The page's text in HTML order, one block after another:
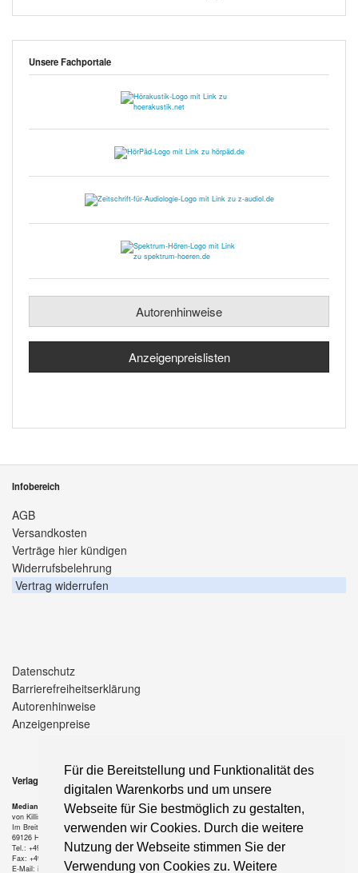
Für die Bereitstellung und Funktionalität des
digitalen Warenkorbs und um unsere
Webseite für Sie bestmöglich zu gestalten,
verwenden wir Cookies. Durch die weitere
Nutzung der Webseite stimmen Sie der
Verwendung von Cookies zu. Weitere
Unsere Fachportale
Autorenhinweise
Anzeigenpreislisten
Infobereich
AGB
Versandkosten
Verträge hier kündigen
Widerrufsbelehrung
Vertrag widerrufen
Datenschutz
Barrierefreiheitserklärung
Autorenhinweise
Anzeigenpreise
Verlag
Median-Verlag
von Killisch-Horn GmbH
Im Breitspiel 11 a
69126 Heidelberg
Tel.: +49-6221-90 509-0
Fax: +49-6221-90 509-20
E-Mail: info@median-verlag.de